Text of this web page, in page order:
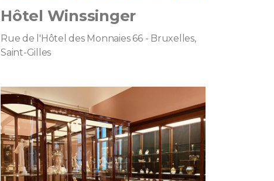
Hôtel Winssinger
Rue de l'Hôtel des Monnaies 66 - Bruxelles,
Saint-Gilles